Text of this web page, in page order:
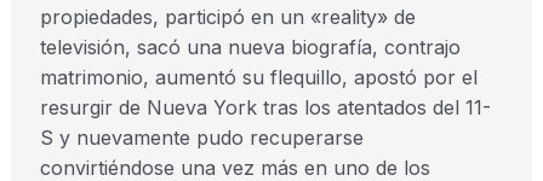
propiedades, participó en un «reality» de
televisión, sacó una nueva biografía, contrajo
matrimonio, aumentó su flequillo, apostó por el
resurgir de Nueva York tras los atentados del 11-
S y nuevamente pudo recuperarse
convirtiéndose una vez más en uno de los